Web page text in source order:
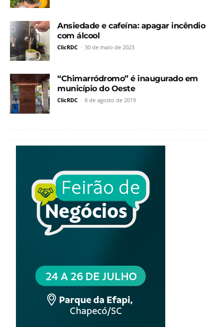
Ansiedade e cafeína: apagar incêndio
com álcool
ClicRDC - 30 de maio de 2023
“Chimarródromo” é inaugurado em
município do Oeste
ClicRDC - 8 de agosto de 2019